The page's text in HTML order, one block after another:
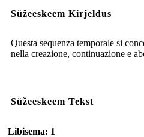
Süžeeskeem Kirjeldus
Questa sequenza temporale si
nella creazione, continuazione e
Süžeeskeem Tekst
Libisema: 1